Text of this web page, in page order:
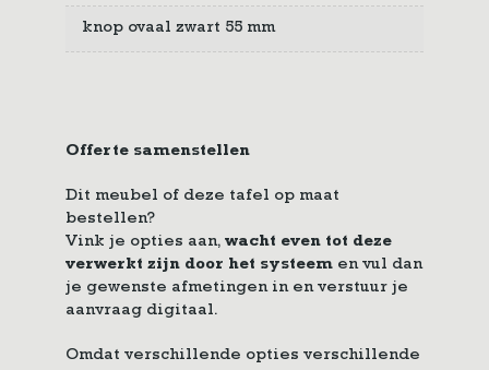
knop ovaal zwart 55 mm
Offerte samenstellen
Dit meubel of deze tafel op maat
bestellen?
Vink je opties aan, wacht even tot deze
verwerkt zijn door het systeem en vul dan
je gewenste afmetingen in en verstuur je
aanvraag digitaal.
Omdat verschillende opties verschillende